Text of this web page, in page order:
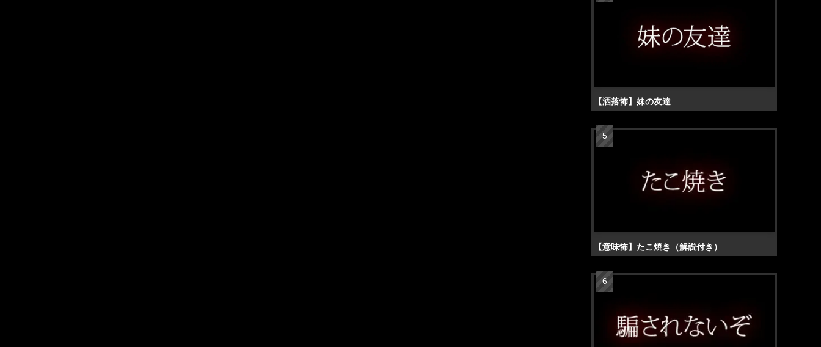
【洒落怖】妹の友達
【意味怖】たこ焼き（解説付き）